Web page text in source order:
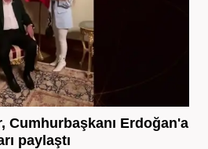
Cumhurbaşkanı Erdoğan'a
paylaştı